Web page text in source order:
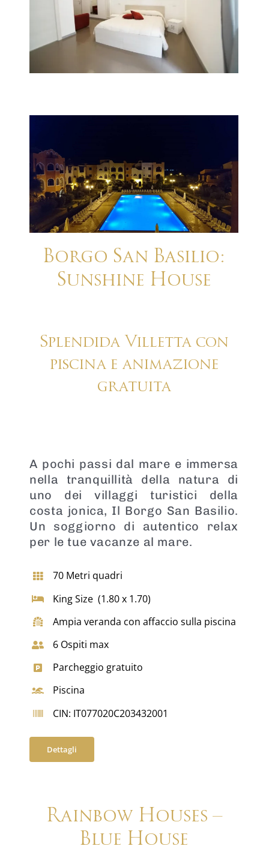
Borgo San Basilio:
Sunshine House
Splendida Villetta con
piscina e animazione
gratuita
A pochi passi dal mare e immersa
nella tranquillità della natura di
uno dei villaggi turistici della
costa jonica, Il Borgo San Basilio.
Un soggiorno di autentico relax
per le tue vacanze al mare.
70 Metri quadri
King Size (1.80 x 1.70)
Ampia veranda con affaccio sulla piscina
6 Ospiti max
Parcheggio gratuito
Piscina
CIN: IT077020C203432001
Dettagli
Rainbow Houses –
Blue House